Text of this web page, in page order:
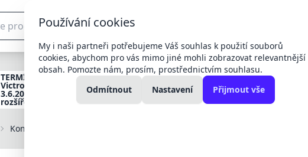
TERMÍNY školení:
Victron základní
3.6.2026, Victron
rozšířené 17.6.2026
2026
Změny cen produktů -
Victron, baterie
elektromateriál
27. 02.
2025
Konektory, spojky, oka
Používání cookies
My i naši partneři potřebujeme Váš souhlas k použití souborů
cookies, abychom pro vás mimo jiné mohli zobrazovat relevantnější
obsah. Pomozte nám, prosím, prostřednictvím souhlasu.
Odmítnout
Nastavení Přijmout vše